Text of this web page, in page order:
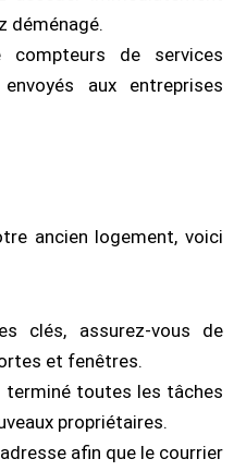
déménagé.
de services
aux entreprises
ancien logement, voici
clés, assurez-vous de
et fenêtres.
terminé toutes les tâches
propriétaires.
afin que le courrier